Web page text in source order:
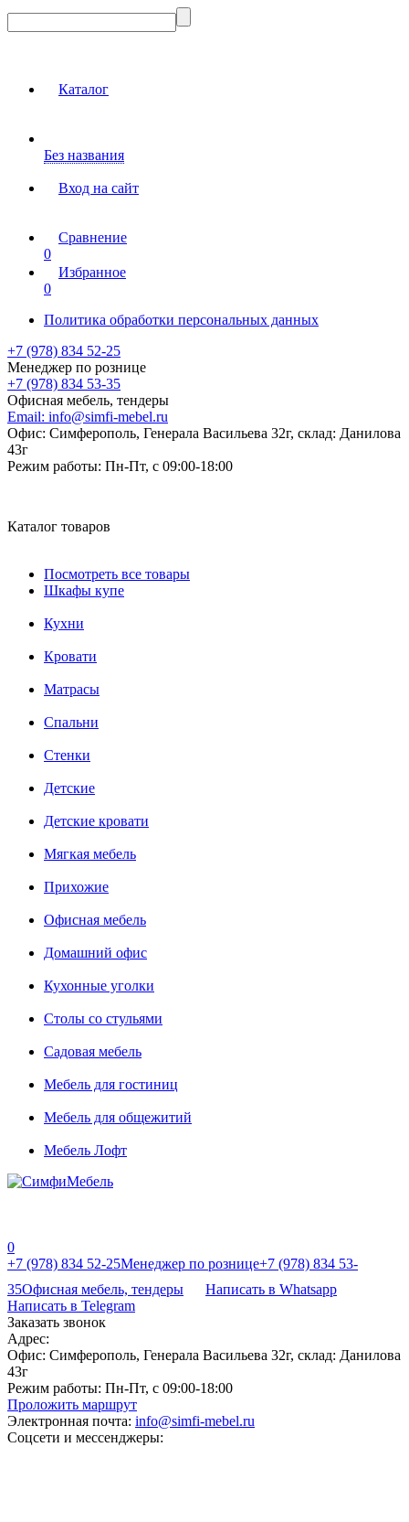
Каталог
Без названия
Вход на сайт
Сравнение
0
Избранное
0
Политика обработки персональных данных
+7 (978) 834 52-25
Менеджер по рознице
+7 (978) 834 53-35
Офисная мебель, тендеры
Email: info@simfi-mebel.ru
Офис: Симферополь, Генерала Васильева 32г, склад: Данилова
43г
Режим работы: Пн-Пт, с 09:00-18:00
Каталог товаров
Посмотреть все товары
Шкафы купе
Кухни
Кровати
Матрасы
Cпальни
Стенки
Детские
Детские кровати
Мягкая мебель
Прихожие
Офисная мебель
Домашний офис
Кухонные уголки
Столы со стульями
Садовая мебель
Мебель для гостиниц
Мебель для общежитий
Мебель Лофт
0
+7 (978) 834 52-25Менеджер по рознице+7 (978) 834 53-
35Офисная мебель, тендеры
Написать в Whatsapp
Написать в Telegram
Заказать звонок
Адрес:
Офис: Симферополь, Генерала Васильева 32г, склад: Данилова
43г
Режим работы: Пн-Пт, с 09:00-18:00
Проложить маршрут
Электронная почта: info@simfi-mebel.ru
Соцсети и мессенджеры: